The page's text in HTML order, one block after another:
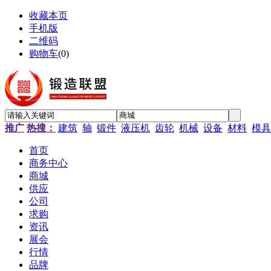
收藏本页
手机版
二维码
购物车(0)
推广 热搜： 建筑 轴 锻件 液压机 齿轮 机械 设备 材料 模具
首页
商务中心
商城
供应
公司
求购
资讯
展会
行情
品牌